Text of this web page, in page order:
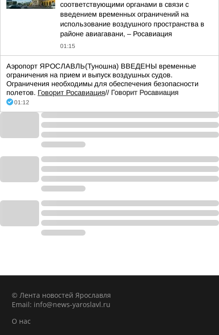
соответствующими органами в связи с
введением временных ограничений на
использование воздушного пространства в
районе авиагавани, – Росавиация
01:15
Аэропорт ЯРОСЛАВЛЬ(Туношна) ВВЕДЕНЫ временные
ограничения на прием и выпуск воздушных судов.
Ограничения необходимы для обеспечения безопасности
полетов. Говорит Росавиация// Говорит Росавиация
01:12
© Лента новостей Ярославля
Email: info@news-yaroslavl.ru
О нас